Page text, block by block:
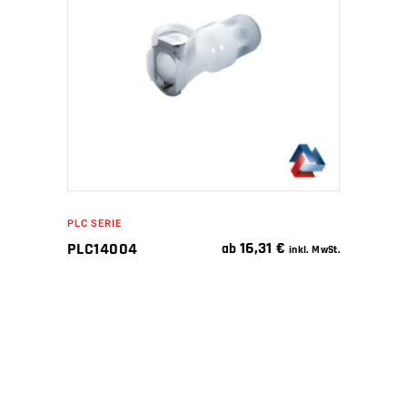
WEITERLESEN
PLC SERIE
PLC14004 ab 16,31€ inkl. MwSt.